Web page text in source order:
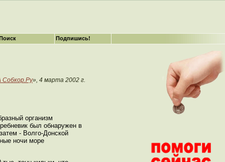
Собкор.Ру», 4 марта 2002 г.
организм
был обнаружен в
- Волго-Донской
ночи море
Подпишись!